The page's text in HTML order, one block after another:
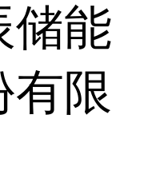
储能
有限